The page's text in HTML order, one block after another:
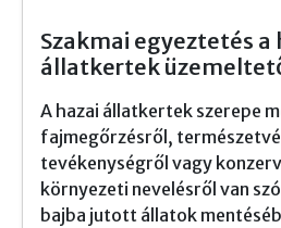
Szakmai egyeztetés a
állatkertek
A hazai állatkertek szerepe
fajmegőrzésről,
tevékenységről vagy
környezeti nevelésről van
bajba jutott állatok